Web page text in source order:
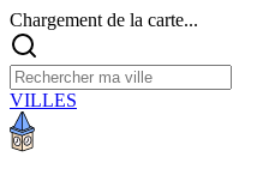
Chargement de la carte...
VILLES